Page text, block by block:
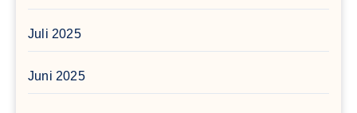
Juli 2025
Juni 2025